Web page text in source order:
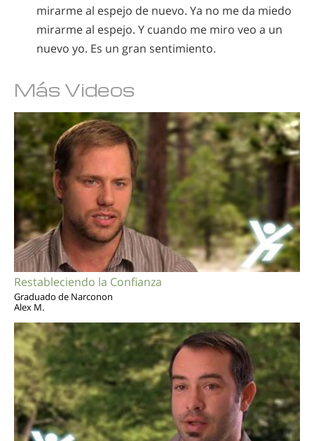
mirarme al espejo de nuevo. Ya no me da miedo
mirarme al espejo. Y cuando me miro veo a un
nuevo yo. Es un gran sentimiento.
Más Videos
Restableciendo la Confianza
Graduado de Narconon
Alex M.